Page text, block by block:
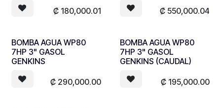
₡ 180,000.01 ₡ 550,000.04
BOMBA AGUA WP80
7HP 3" GASOL
GENKINS
₡ 290,000.00
BOMBA AGUA WP80
7HP 3" GASOL
GENKINS (CAUDAL)
₡ 195,000.00